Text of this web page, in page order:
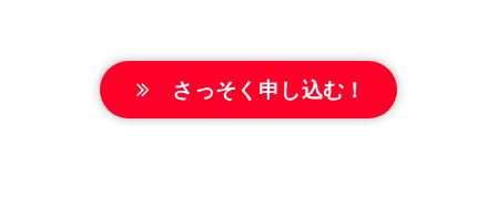
さっそく申し込む！